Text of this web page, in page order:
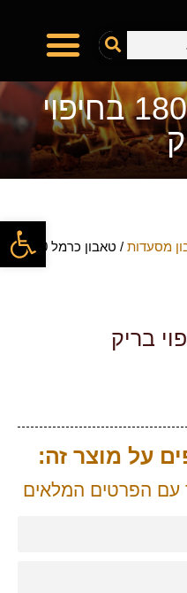
טאבון כרמל 180 בחיפוי
מסעדות
/ טאבון כרמל 180
על מוצר זה:
עם הפרטים המלאים